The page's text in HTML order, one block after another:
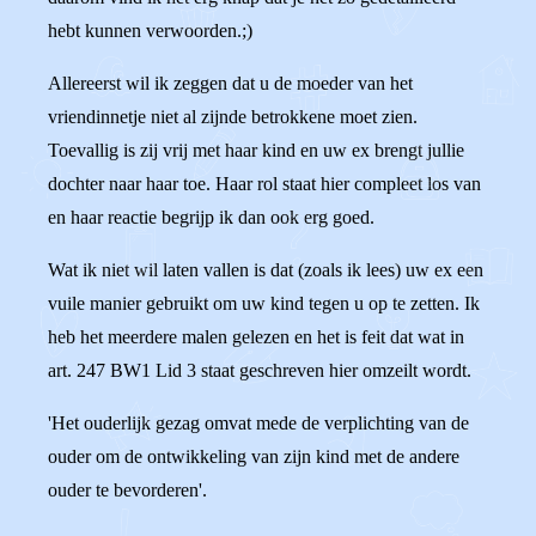
hebt kunnen verwoorden.;)
Allereerst wil ik zeggen dat u de moeder van het
vriendinnetje niet al zijnde betrokkene moet zien.
Toevallig is zij vrij met haar kind en uw ex brengt jullie
dochter naar haar toe. Haar rol staat hier compleet los van
en haar reactie begrijp ik dan ook erg goed.
Wat ik niet wil laten vallen is dat (zoals ik lees) uw ex een
vuile manier gebruikt om uw kind tegen u op te zetten. Ik
heb het meerdere malen gelezen en het is feit dat wat in
art. 247 BW1 Lid 3 staat geschreven hier omzeilt wordt.
'Het ouderlijk gezag omvat mede de verplichting van de
ouder om de ontwikkeling van zijn kind met de andere
ouder te bevorderen'.